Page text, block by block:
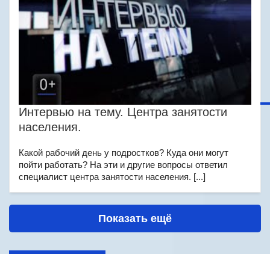
Интервью на тему. Центра занятости
населения.
Какой рабочий день у подростков? Куда они могут
пойти работать? На эти и другие вопросы ответил
специалист центра занятости населения. [...]
Показать ещё